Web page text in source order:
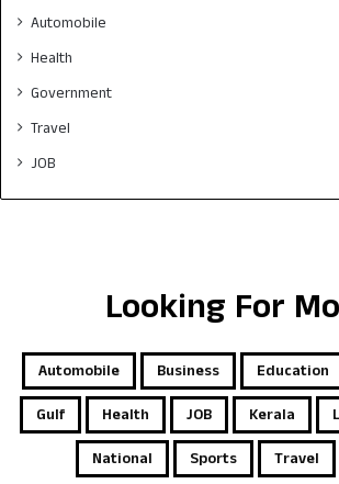
Automobile
Health
Government
Travel
JOB
Looking For
Automobile Business Education
Gulf
Health JOB Kerala
National
Sports Travel